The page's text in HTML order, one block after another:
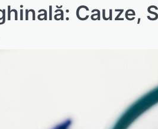
Cauze,